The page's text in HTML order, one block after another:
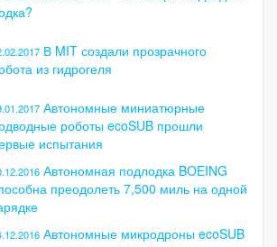
В MIT создали прозрачного
из гидрогеля
Автономные миниатюрные
роботы ecoSUB прошли
испытания
Автономная подлодка BOEING
преодолеть 7,500 миль на одной
Автономные микродроны ecoSUB